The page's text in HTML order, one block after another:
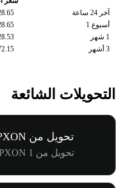
آخر 24 ساعة
أسبوع 1
1 شهر
3 أشهر
التحويلات الشائعة
تحويل من COPXON إلى USD
تحويل من 1 COPXON إلى $86.21